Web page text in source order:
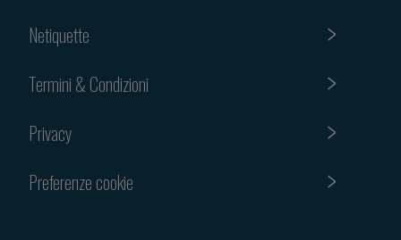
Netiquette
Termini & Condizioni
Privacy
Preferenze cookie